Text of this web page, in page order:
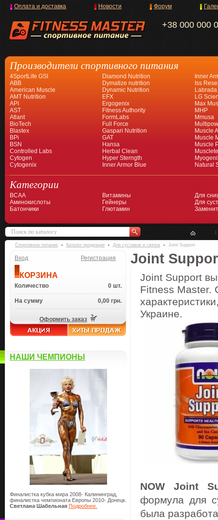
+38 000 000
Оплата и доставка Новости Форум
Производители спортивного питания
4SportLife GSI
ABB
American Muscle
AMT Nutrition
API
AST
Atlant
BioTech
Blastex
BPi
BSN
Controlled Labs
Cytogen
Cytogenix
Diamond Nutrition
Dymatize nutrition
Dynamic Nutrition
EFX
Ergogenix
Fitness Authority
FormLabs
Full Force
Gaspari Nutrition
GAT
Hansa
Herbal Clean
Hyper Sterngth
Inner Armor Blue
Inner
Iss
Labrada
LG
Max
MHP
Mmusa
Muscle
Muscle
Muscle
Natural
Категории
BCAA
Аминокислоты
Батончики
Витамины
Гейнеры
Глютамин
Для
Для
Спортивное питание Каталог продукции Для суставов и связок Joint Support
Вход Регистрация
КОРЗИНА
Количество 0 шт.
На сумму 0,00 грн.
Оформить заказ
НАШИ ЧЕМПИОНЫ
Финалистка кубка мира 2008- Калининград,
финалистка чемпионата Европы 2010- Донецк.
Светлана Шабельная Подробнее.
Joint
Joint Support
Fitness Master.
Украине.
NOW Joint
формула для
была